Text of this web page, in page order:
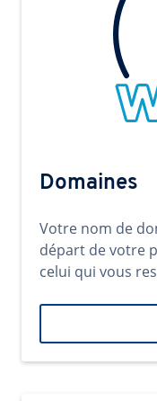
Domaines
Votre nom de
départ de votre
celui qui vous